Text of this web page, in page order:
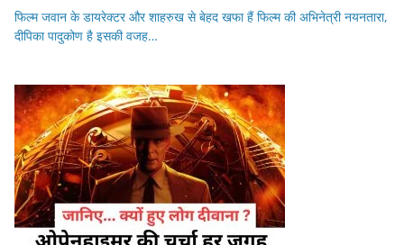
फिल्म जवान के डायरेक्टर और शाहरुख से बेहद खफा हैं फिल्म की अभिनेत्री नयनतारा,
दीपिका पादुकोण है इसकी वजह…